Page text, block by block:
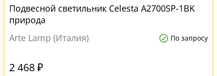
Подвесной светильник Celesta A2700SP-1BK
природа
Arte Lamp (Италия)
По запросу
2 468 ₽